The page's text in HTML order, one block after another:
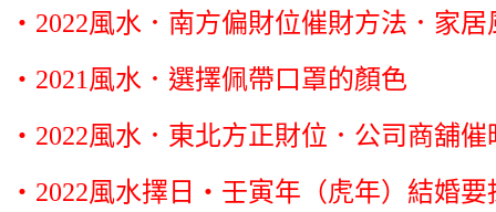
‧2022風水．南方偏財位催財方法．家居
‧2021風水．選擇佩帶口罩的顏色
‧2022風水．東北方正財位．公司商舖催
‧2022風水擇日‧壬寅年（虎年）結婚要